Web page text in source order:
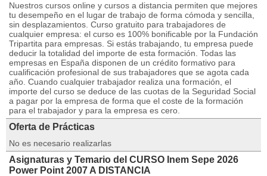
Nuestros cursos online y cursos a distancia permiten que mejores
tu desempeño en el lugar de trabajo de forma cómoda y sencilla,
sin desplazamientos. Curso gratuito para trabajadores de
cualquier empresa: el curso es 100% bonificable por la Fundación
Tripartita para empresas. Si estás trabajando, tu empresa puede
deducir la totalidad del importe de esta formación. Todas las
empresas en España disponen de un crédito formativo para
cualificación profesional de sus trabajadores que se agota cada
año. Cuando cualquier trabajador realiza una formación, el
importe del curso se deduce de las cuotas de la Seguridad Social
a pagar por la empresa de forma que el coste de la formación
para el trabajador y para la empresa es cero.
Oferta de Prácticas
No es necesario realizarlas
Asignaturas y Temario del CURSO Inem Sepe 2026
Power Point 2007 A DISTANCIA